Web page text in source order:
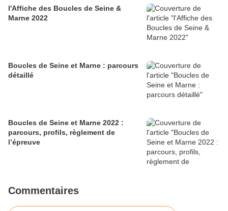
l'Affiche des Boucles de Seine &
Marne 2022
Boucles de Seine et Marne : parcours
détaillé
Boucles de Seine et Marne 2022 :
parcours, profils, règlement de
l’épreuve
Commentaires